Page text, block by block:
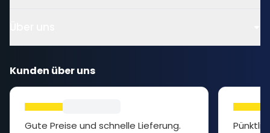
Kunden über uns
Gute Preise und schnelle Lieferung.